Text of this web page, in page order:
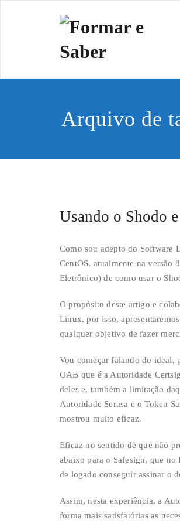
Arquivo de
Usando o Shodo
Como sou adepto do Software
CentOS, atualmente na versão
Eletrônico) de como usar o
O propósito deste artigo e
Linux, por isso,
qualquer objetivo de fazer
Vou começar falando do ideal,
OAB que é a Autoridade
deles e, também a limitação
Autoridade Serasa e o Token
mostrou muito eficaz.
Eficaz no sentido de que não
abaixo para o Safesign, que no
de logado conseguir assinar o
Assim, nesta experiência, a
forma mais satisfatórias as